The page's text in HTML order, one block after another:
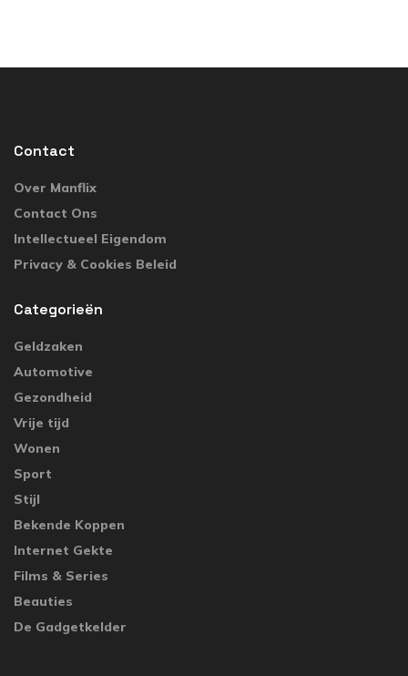
Contact
Over Manflix
Contact Ons
Intellectueel Eigendom
Privacy & Cookies Beleid
Categorieën
Geldzaken
Automotive
Gezondheid
Vrije tijd
Wonen
Sport
Stijl
Bekende Koppen
Internet Gekte
Films & Series
Beauties
De Gadgetkelder